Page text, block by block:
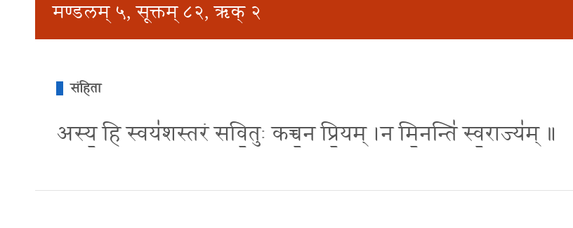
मण्डलम् ५, सूक्तम् ८२, ऋक् २
संहिता
अस्य॒ हि स्वय॑शस्तरं सवि॒तुः कच्च॒न प्रि॒यम् ।न मि॒नन्ति॑ स्व॒राज्य॑म् ॥